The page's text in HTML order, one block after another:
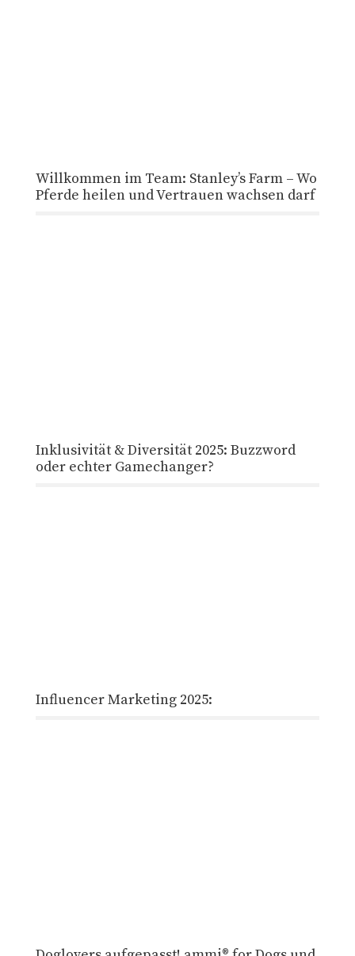
Willkommen im Team: Stanley’s Farm – Wo
Pferde heilen und Vertrauen wachsen darf
Inklusivität & Diversität 2025: Buzzword
oder echter Gamechanger?
Influencer Marketing 2025: